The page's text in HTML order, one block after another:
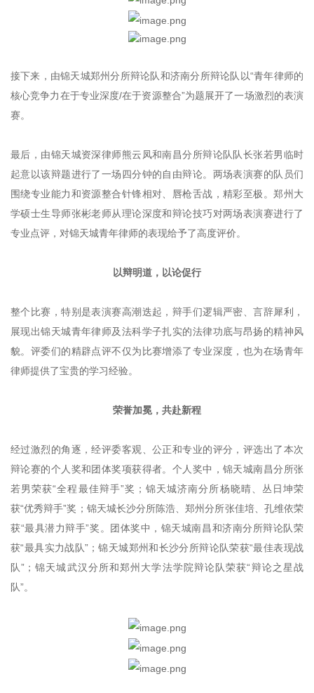
接下来，由锦天城郑州分所辩论队和济南分所辩论队以“青年律师的
核心竞争力在于专业深度/在于资源整合”为题展开了一场激烈的表演
赛。
最后，由锦天城资深律师熊云凤和南昌分所辩论队队长张若男临时
起意以该辩题进行了一场四分钟的自由辩论。两场表演赛的队员们
围绕专业能力和资源整合针锋相对、唇枪舌战，精彩至极。郑州大
学硕士生导师张彬老师从理论深度和辩论技巧对两场表演赛进行了
专业点评，对锦天城青年律师的表现给予了高度评价。
以辩明道，以论促行
整个比赛，特别是表演赛高潮迭起，辩手们逻辑严密、言辞犀利，
展现出锦天城青年律师及法科学子扎实的法律功底与昂扬的精神风
貌。评委们的精辟点评不仅为比赛增添了专业深度，也为在场青年
律师提供了宝贵的学习经验。
荣誉加冕，共赴新程
经过激烈的角逐，经评委客观、公正和专业的评分，评选出了本次
辩论赛的个人奖和团体奖项获得者。个人奖中，锦天城南昌分所张
若男荣获“全程最佳辩手”奖；锦天城济南分所杨晓晴、丛日坤荣
获“优秀辩手”奖；锦天城长沙分所陈浩、郑州分所张佳培、孔维依荣
获“最具潜力辩手”奖。团体奖中，锦天城南昌和济南分所辩论队荣
获“最具实力战队”；锦天城郑州和长沙分所辩论队荣获“最佳表现战
队”；锦天城武汉分所和郑州大学法学院辩论队荣获“辩论之星战
队”。